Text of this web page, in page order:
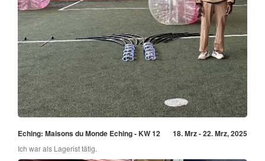
Eching: Maisons du Monde Eching - KW 12 18. Mrz - 22. Mrz, 2025
Ich war als Lagerist tätig.